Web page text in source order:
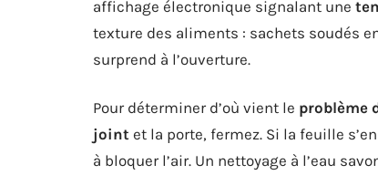
affichage électronique signalant une
texture des aliments : sachets soudés
surprend à l’ouverture.
Pour déterminer d’où vient le problème
joint et la porte, fermez. Si la feuille
à bloquer l’air. Un nettoyage à l’eau